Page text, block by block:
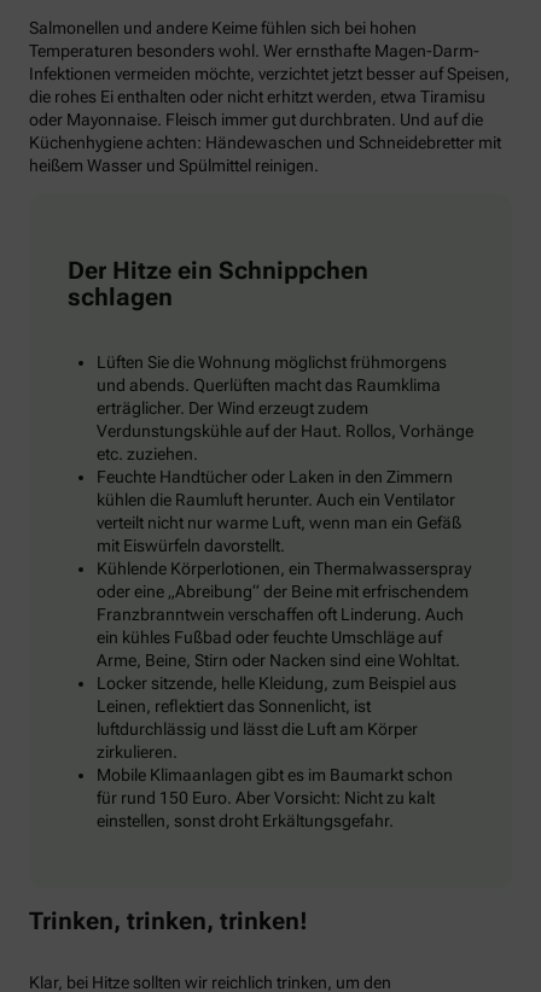
Salmonellen und andere Keime fühlen sich bei hohen
Temperaturen besonders wohl. Wer ernsthafte Magen-Darm-
Infektionen vermeiden möchte, verzichtet jetzt besser auf Speisen,
die rohes Ei enthalten oder nicht erhitzt werden, etwa Tiramisu
oder Mayonnaise. Fleisch immer gut durchbraten. Und auf die
Küchenhygiene achten: Händewaschen und Schneidebretter mit
heißem Wasser und Spülmittel reinigen.
Der Hitze ein Schnippchen
schlagen
Lüften Sie die Wohnung möglichst frühmorgens
und abends. Querlüften macht das Raumklima
erträglicher. Der Wind erzeugt zudem
Verdunstungskühle auf der Haut. Rollos, Vorhänge
etc. zuziehen.
Feuchte Handtücher oder Laken in den Zimmern
kühlen die Raumluft herunter. Auch ein Ventilator
verteilt nicht nur warme Luft, wenn man ein Gefäß
mit Eiswürfeln davorstellt.
Kühlende Körperlotionen, ein Thermalwasserspray
oder eine „Abreibung“ der Beine mit erfrischendem
Franzbranntwein verschaffen oft Linderung. Auch
ein kühles Fußbad oder feuchte Umschläge auf
Arme, Beine, Stirn oder Nacken sind eine Wohltat.
Locker sitzende, helle Kleidung, zum Beispiel aus
Leinen, reflektiert das Sonnenlicht, ist
luftdurchlässig und lässt die Luft am Körper
zirkulieren.
Mobile Klimaanlagen gibt es im Baumarkt schon
für rund 150 Euro. Aber Vorsicht: Nicht zu kalt
einstellen, sonst droht Erkältungsgefahr.
Trinken, trinken, trinken!
Klar, bei Hitze sollten wir reichlich trinken, um den